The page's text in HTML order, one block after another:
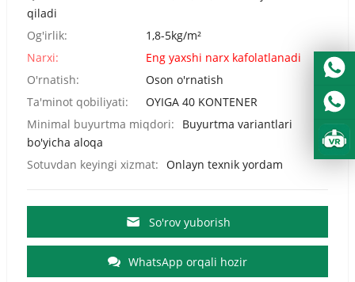
qiladi
Og'irlik:
1,8-5kg/m²
Narxi:
Eng yaxshi narx kafolatlanadi
O'rnatish:
Oson o'rnatish
Ta'minot qobiliyati:
OYIGA 40 KONTENER
Minimal buyurtma miqdori:
Buyurtma variantlari
bo'yicha aloqa
Sotuvdan keyingi xizmat: Onlayn texnik yordam
So'rov yuborish
WhatsApp orqali hozir